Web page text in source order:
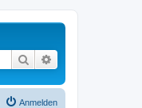
Suche
Anmelden